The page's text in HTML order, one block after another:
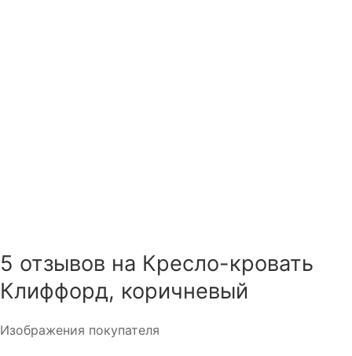
5 отзывов на Кресло-кровать
Клиффорд, коричневый
Изображения покупателя